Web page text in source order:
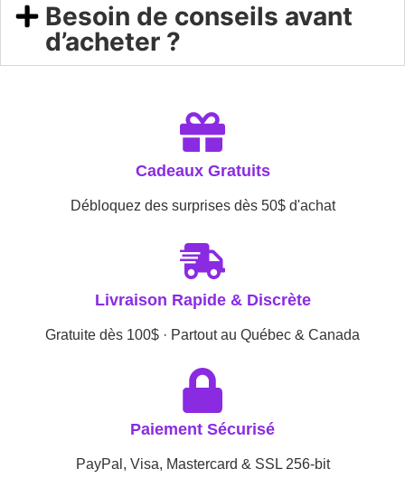
Besoin de conseils avant
d’acheter ?
Cadeaux Gratuits
Débloquez des surprises dès 50$ d'achat
Livraison Rapide & Discrète
Gratuite dès 100$ · Partout au Québec & Canada
Paiement Sécurisé
PayPal, Visa, Mastercard & SSL 256-bit